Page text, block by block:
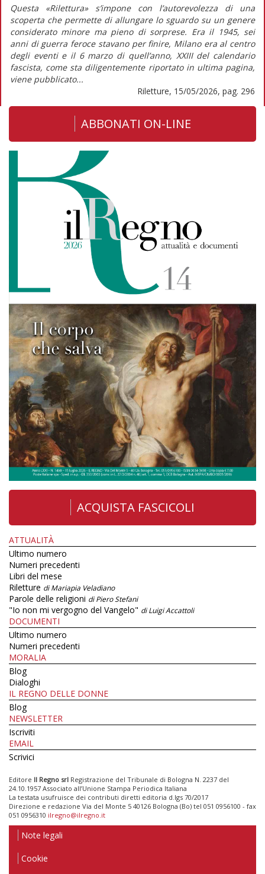
Questa «Rilettura» s’impone con l’autorevolezza di una
scoperta che permette di allungare lo sguardo su un genere
considerato minore ma pieno di sorprese. Era il 1945, sei
anni di guerra feroce stavano per finire, Milano era al centro
degli eventi e il 6 marzo di quell’anno, XXIII del calendario
fascista, come sta diligentemente riportato in ultima pagina,
viene pubblicato...
Riletture, 15/05/2026, pag. 296
ABBONATI ON-LINE
ACQUISTA FASCICOLI
ATTUALITÀ
Ultimo numero
Numeri precedenti
Libri del mese
Riletture di Mariapia Veladiano
Parole delle religioni di Piero Stefani
"Io non mi vergogno del Vangelo" di Luigi Accattoli
DOCUMENTI
Ultimo numero
Numeri precedenti
MORALIA
Blog
Dialoghi
IL REGNO DELLE DONNE
Blog
NEWSLETTER
Iscriviti
EMAIL
Scrivici
Editore Il Regno srl Registrazione del Tribunale di Bologna N. 2237 del
24.10.1957 Associato all’Unione Stampa Periodica Italiana
La testata usufruisce dei contributi diretti editoria d.lgs 70/2017
Direzione e redazione Via del Monte 5 40126 Bologna (Bo) tel 051 0956100 - fax
051 0956310 ilregno@ilregno.it
Note legali
Cookie